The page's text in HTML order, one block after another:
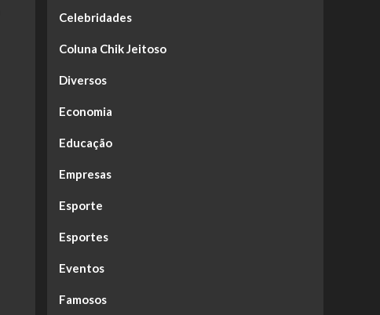
Celebridades
Coluna Chik Jeitoso
Diversos
Economia
Educação
Empresas
Esporte
Esportes
Eventos
Famosos